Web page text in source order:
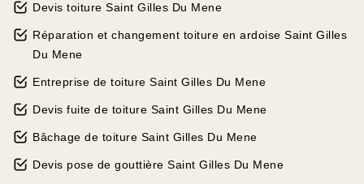
Devis toiture Saint Gilles Du Mene
Réparation et changement toiture en ardoise Saint Gilles
Du Mene
Entreprise de toiture Saint Gilles Du Mene
Devis fuite de toiture Saint Gilles Du Mene
Bâchage de toiture Saint Gilles Du Mene
Devis pose de gouttière Saint Gilles Du Mene